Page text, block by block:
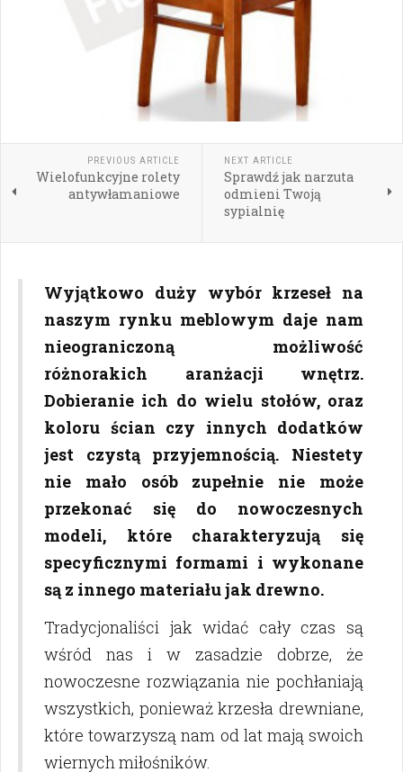
PREVIOUS ARTICLE
Wielofunkcyjne rolety
antywłamaniowe
NEXT ARTICLE
Sprawdź jak narzuta
odmieni Twoją
sypialnię
Wyjątkowo duży wybór krzeseł na
naszym rynku meblowym daje nam
nieograniczoną możliwość
różnorakich aranżacji wnętrz.
Dobieranie ich do wielu stołów, oraz
koloru ścian czy innych dodatków
jest czystą przyjemnością. Niestety
nie mało osób zupełnie nie może
przekonać się do nowoczesnych
modeli, które charakteryzują się
specyficznymi formami i wykonane
są z innego materiału jak drewno.
Tradycjonaliści jak widać cały czas są
wśród nas i w zasadzie dobrze, że
nowoczesne rozwiązania nie pochłaniają
wszystkich, ponieważ krzesła drewniane,
które towarzyszą nam od lat mają swoich
wiernych miłośników.